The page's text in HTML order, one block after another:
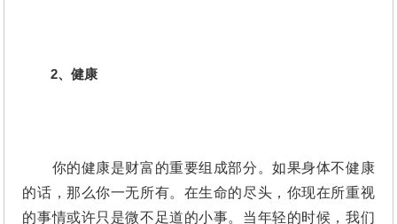
2、健康
你的健康是财富的重要组成部分。如果身体不健康
的话，那么你一无所有。在生命的尽头，你现在所重视
的事情或许只是微不足道的小事。当年轻的时候，我们